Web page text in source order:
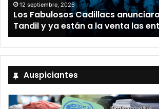
12 septiembre, 2026
Los Fabulosos Cadillacs
Tandil y ya están a la venta las
Auspiciantes